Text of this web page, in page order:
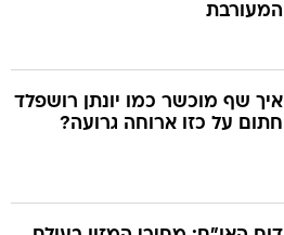
המעורבת
איך שף מוכשר כמו יונתן רושפלד
חתום על כזו ארוחה גרועה?